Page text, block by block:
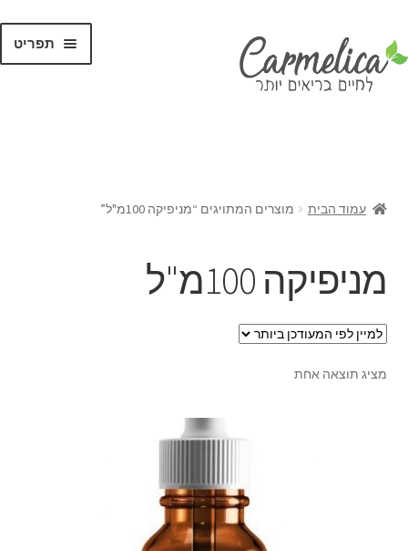
תפריט
עמוד הבית מוצרים המתויגים “מניפיקה 100מ"ל”
מניפיקה 100מ"ל
מציג תוצאה אחת